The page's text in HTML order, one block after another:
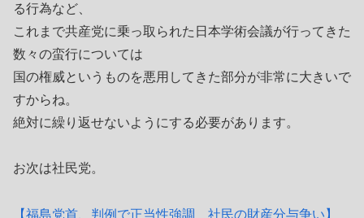
る行為など、
これまで共産党に乗っ取られた日本学術会議が行ってきた
数々の蛮行については
国の権威というものを悪用してきた部分が非常に大きいで
すからね。
絶対に繰り返せないようにする必要があります。
お次は社民党。
【福島党首、判例で正当性強調 社民の財産分与争い】